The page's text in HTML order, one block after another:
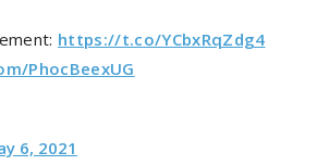
https://t.co/YCbxRqZdg4
PhocBeexUG
6, 2021